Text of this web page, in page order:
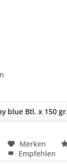
Merken
Empfehlen